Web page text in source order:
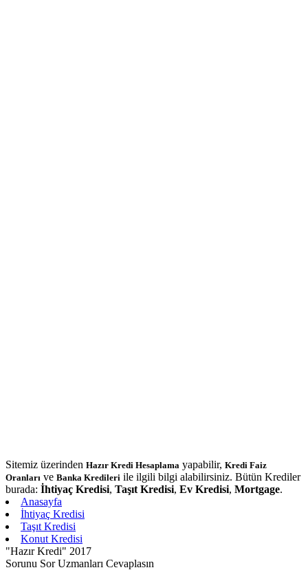
Sitemiz üzerinden Hazır Kredi Hesaplama yapabilir, Kredi Faiz
Oranları ve Banka Kredileri ile ilgili bilgi alabilirsiniz. Bütün Krediler
burada: İhtiyaç Kredisi, Taşıt Kredisi, Ev Kredisi, Mortgage.
Anasayfa
İhtiyaç Kredisi
Taşıt Kredisi
Konut Kredisi
"Hazır Kredi" 2017
Sorunu Sor Uzmanları Cevaplasın